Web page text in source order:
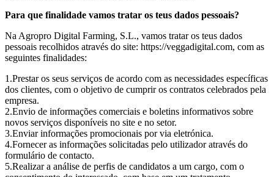
Para que finalidade vamos tratar os teus dados pessoais?
Na Agropro Digital Farming, S.L., vamos tratar os teus dados
pessoais recolhidos através do site: https://veggadigital.com, com as
seguintes finalidades:
Prestar os seus serviços de acordo com as necessidades específicas
dos clientes, com o objetivo de cumprir os contratos celebrados pela
empresa.
Envio de informações comerciais e boletins informativos sobre
novos serviços disponíveis no site e no setor.
Enviar informações promocionais por via eletrónica.
Fornecer as informações solicitadas pelo utilizador através do
formulário de contacto.
Realizar a análise de perfis de candidatos a um cargo, com o